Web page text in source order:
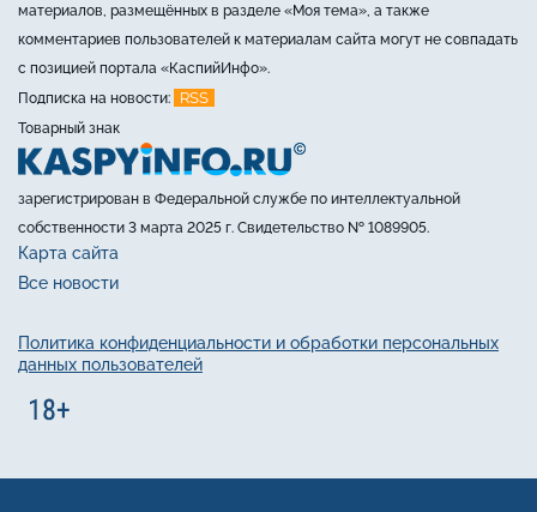
материалов, размещённых в разделе «Моя тема», а также
комментариев пользователей к материалам сайта могут не совпадать
с позицией портала «КаспийИнфо».
Подписка на новости:
RSS
Товарный знак
зарегистрирован в Федеральной службе по интеллектуальной
собственности 3 марта 2025 г. Свидетельство № 1089905.
Карта сайта
Все новости
Политика конфиденциальности и обработки персональных
данных пользователей